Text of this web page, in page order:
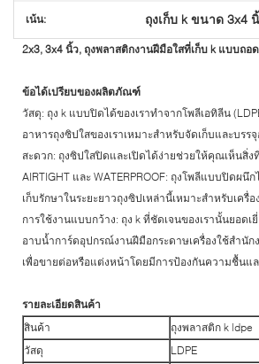
เน้น: ถุงเก็บ k ขนาด 3x4
2x3, 3x4 นิ้ว, ถุงพลาสติกงานฝีมือใสที่เก็บ k แบบถอ
ข้อได้เปรียบของผลิตภัณฑ์
วัสดุ: ถุง k แบบปิดได้ของเราทำจากโพลีเอทิลีน
อาหารถุงซิปใสของเราเหมาะสำหรับจัดเก็บและบรร
สะดวก: ถุงซิปใสปิดและเปิดได้ง่ายช่วยให้คุณเห็นสิ่
AIRTIGHT และ WATERPROOF: ถุงโพลีแบบปิด
เก็บรักษาในระยะยาวถุงซิปเหล่านี้เหมาะสำหรับเค
การใช้งานแบบกว้าง: ถุง k ที่ชัดเจนของเรานั้นยอด
อาบน้ำการ์ดอุปกรณ์งานฝีมือกระดาษเครื่องใช้สำนั
เพื่อขายต่อหรือแต่งหน้าโดยมีการป้องกันความชื้นแ
รายละเอียดสินค้า
สินค้า
ถุงพลาสติก k ldpe
วัสดุ
LDPE